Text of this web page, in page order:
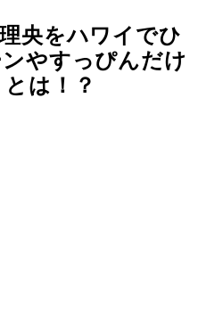
央をハワイでひ
やすっぴんだけ
は！？